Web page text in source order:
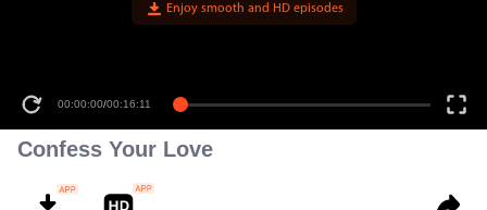
Enjoy smooth and HD episodes
00:00:00/00:16:11
Confess Your Love